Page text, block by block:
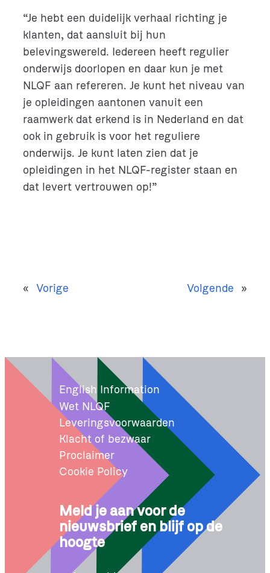
“Je hebt een duidelijk verhaal richting je
klanten, dat aansluit bij hun
belevingswereld. Iedereen heeft regulier
onderwijs doorlopen en daar kun je met
NLQF aan refereren. Je kunt het niveau van
je opleidingen aantonen vanuit een
raamwerk dat erkend is in Nederland en dat
ook in gebruik is voor het reguliere
onderwijs. Je kunt laten zien dat je
opleidingen in het NLQF-register staan en
dat levert vertrouwen op!”
« Vorige Volgende »
English Information
Wet NLQF
Leveringsvoorwaarden
Klacht of bezwaar
Proclaimer
Cookie Policy
Meld je aan voor de
nieuwsbrief en blijf op de
hoogte